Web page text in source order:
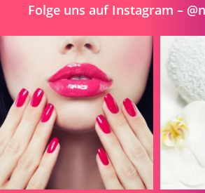
Folge uns auf Instagram –